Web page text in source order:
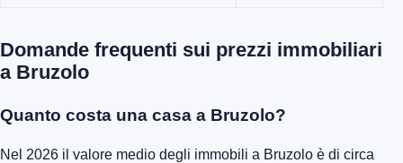
Domande frequenti sui prezzi immobiliari
a Bruzolo
Quanto costa una casa a Bruzolo?
Nel 2026 il valore medio degli immobili a Bruzolo è di circa